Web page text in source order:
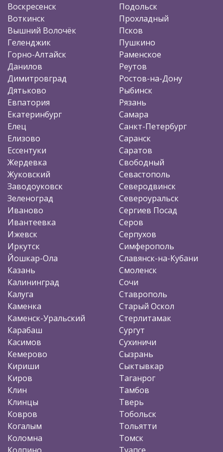
Воскресенск
Воткинск
Вышний Волочёк
Геленджик
Горно-Алтайск
Данилов
Димитровград
Дятьково
Евпатория
Екатеринбург
Елец
Елизово
Ессентуки
Жердевка
Жуковский
Заводоуковск
Зеленоград
Иваново
Ивантеевка
Ижевск
Иркутск
Йошкар-Ола
Казань
Калининград
Калуга
Каменка
Каменск-Уральский
Карабаш
Касимов
Кемерово
Кириши
Киров
Клин
Клинцы
Ковров
Когалым
Коломна
Колпино
Подольск
Прохладный
Псков
Пушкино
Раменское
Реутов
Ростов-на-Дону
Рыбинск
Рязань
Самара
Санкт-Петербург
Саранск
Саратов
Свободный
Севастополь
Северодвинск
Североуральск
Сергиев Посад
Серов
Серпухов
Симферополь
Славянск-на-Кубани
Смоленск
Сочи
Ставрополь
Старый Оскол
Стерлитамак
Сургут
Сухиничи
Сызрань
Сыктывкар
Таганрог
Тамбов
Тверь
Тобольск
Тольятти
Томск
Туапсе